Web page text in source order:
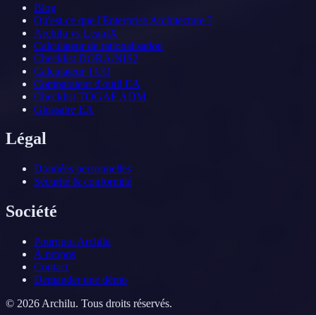
Blog
Qu'est-ce que l'Enterprise Architecture ?
Archilu vs LeanIX
Calculateur de rationalisation
Checklist DORA/NIS2
Calculateur TCO
Comparateur d'outil EA
Checklist TOGAF ADM
Glossaire EA
Légal
Données personnelles
Sécurité & conformité
Société
Pourquoi Archilu
À propos
Contact
Demander une démo
© 2026 Archilu. Tous droits réservés.